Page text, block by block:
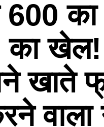
600 का
का
खाते
वाला